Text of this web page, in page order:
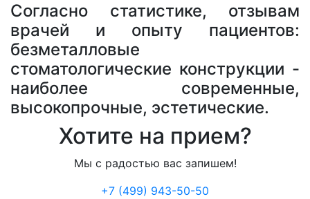
Согласно статистике, отзывам
врачей и опыту пациентов:
безметалловые
стоматологические конструкции -
наиболее современные,
высокопрочные, эстетические.
Хотите на прием?
Мы с радостью вас запишем!
+7 (499) 943-50-50